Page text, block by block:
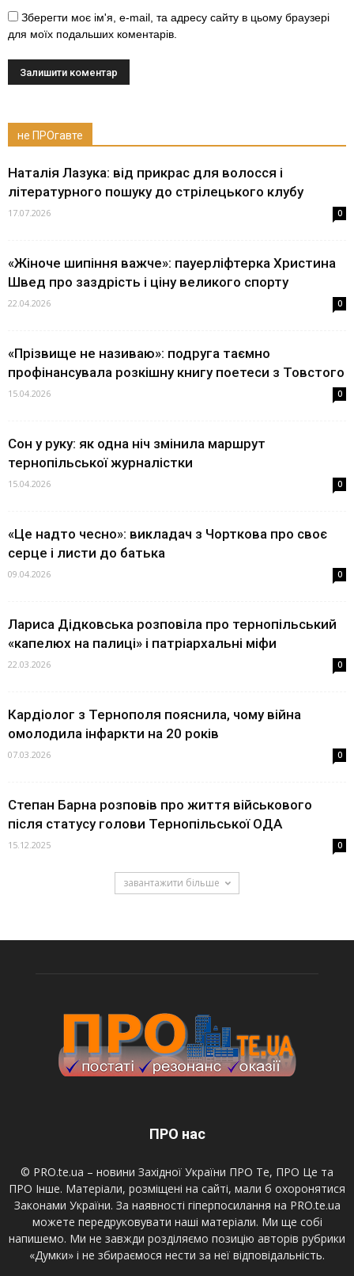
Зберегти моє ім'я, e-mail, та адресу сайту в цьому браузері
для моїх подальших коментарів.
не ПРОгавте
Наталія Лазука: від прикрас для волосся і
літературного пошуку до стрілецького клубу
17.07.2026 0
«Жіноче шипіння важче»: пауерліфтерка Христина
Швед про заздрість і ціну великого спорту
22.04.2026 0
«Прізвище не називаю»: подруга таємно
профінансувала розкішну книгу поетеси з Товстого
15.04.2026 0
Сон у руку: як одна ніч змінила маршрут
тернопільської журналістки
15.04.2026 0
«Це надто чесно»: викладач з Чорткова про своє
серце і листи до батька
09.04.2026 0
Лариса Дідковська розповіла про тернопільський
«капелюх на палиці» і патріархальні міфи
22.03.2026 0
Кардіолог з Тернополя пояснила, чому війна
омолодила інфаркти на 20 років
07.03.2026 0
Степан Барна розповів про життя військового
після статусу голови Тернопільської ОДА
15.12.2025 0
завантажити більше
ПРО нас
© PRO.te.ua – новини Західної України ПРО Те, ПРО Це та
ПРО Інше. Матеріали, розміщені на сайті, мали б охоронятися
Законами України. За наявності гіперпосилання на PRO.te.ua
можете передруковувати наші матеріали. Ми ще собі
напишемо. Ми не завжди розділяємо позицію авторів рубрики
«Думки» і не збираємося нести за неї відповідальність.